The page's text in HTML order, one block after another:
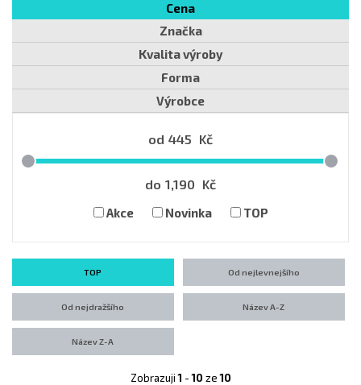
Cena
Značka
Kvalita výroby
Forma
Výrobce
od 445 Kč
do 1,190 Kč
Akce Novinka TOP
TOP Od nejlevnejšího
Od nejdražšího Název A-Z
Název Z-A
Zobrazuji1 -10 ze10